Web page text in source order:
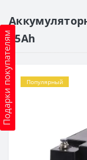
Подарки покупателям45Ah
Популярный